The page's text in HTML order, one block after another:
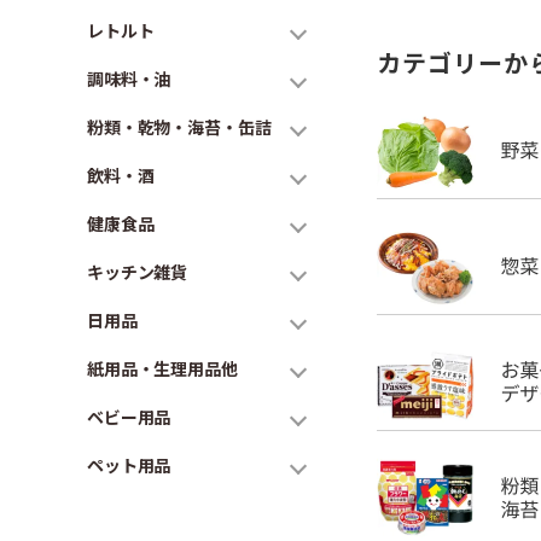
レトルト
調味料・油
粉類・乾物・海苔・缶詰
飲料・酒
健康食品
キッチン雑貨
日用品
紙用品・生理用品他
ベビー用品
ペット用品
カテゴリーか